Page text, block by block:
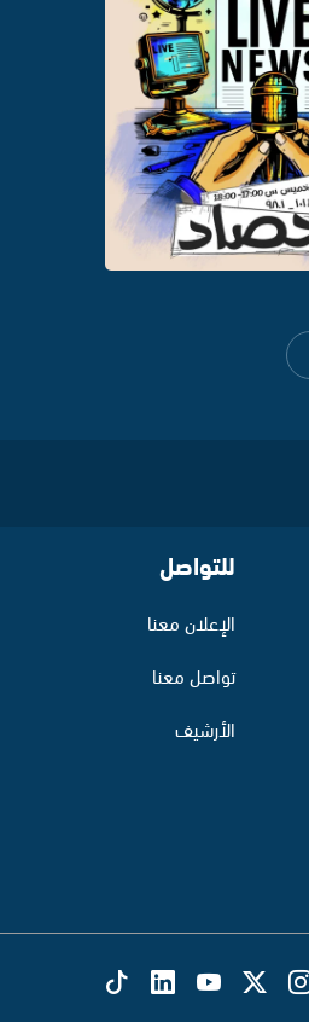
للتواصل
الإعلان معنا
تواصل معنا
الأرشيف